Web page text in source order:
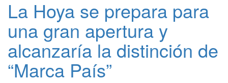
La Hoya se prepara para
una gran apertura y
alcanzaría la distinción de
“Marca País”